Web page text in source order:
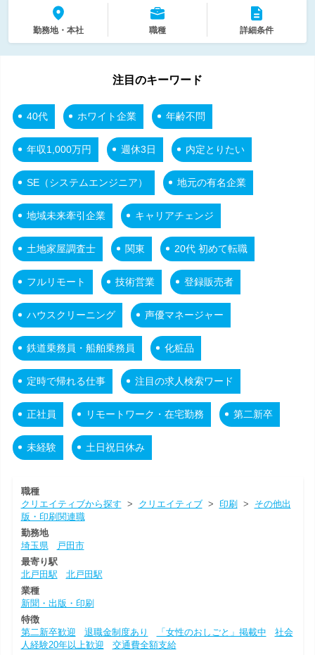
勤務地・本社 職種 詳細条件
注目のキーワード
40代 ホワイト企業 年齢不問
年収1,000万円 週休3日 内定とりたい
SE（システムエンジニア） 地元の有名企業
地域未来牽引企業 キャリアチェンジ
土地家屋調査士 関東 20代 初めて転職
フルリモート 技術営業 登録販売者
ハウスクリーニング 声優マネージャー
鉄道乗務員・船舶乗務員 化粧品
定時で帰れる仕事 注目の求人検索ワード
正社員 リモートワーク・在宅勤務 第二新卒
未経験 土日祝日休み
職種
クリエイティブから探す > クリエイティブ> 印刷> その他出
版・印刷関連職
勤務地
埼玉県
戸田市
最寄り駅
北戸田駅
北戸田駅
業種
新聞・出版・印刷
特徴
第二新卒歓迎
退職金制度あり 「女性のおしごと」掲載中
社会
人経験20年以上歓迎
交通費全額支給